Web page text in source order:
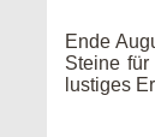
Ende
Steine
lustiges